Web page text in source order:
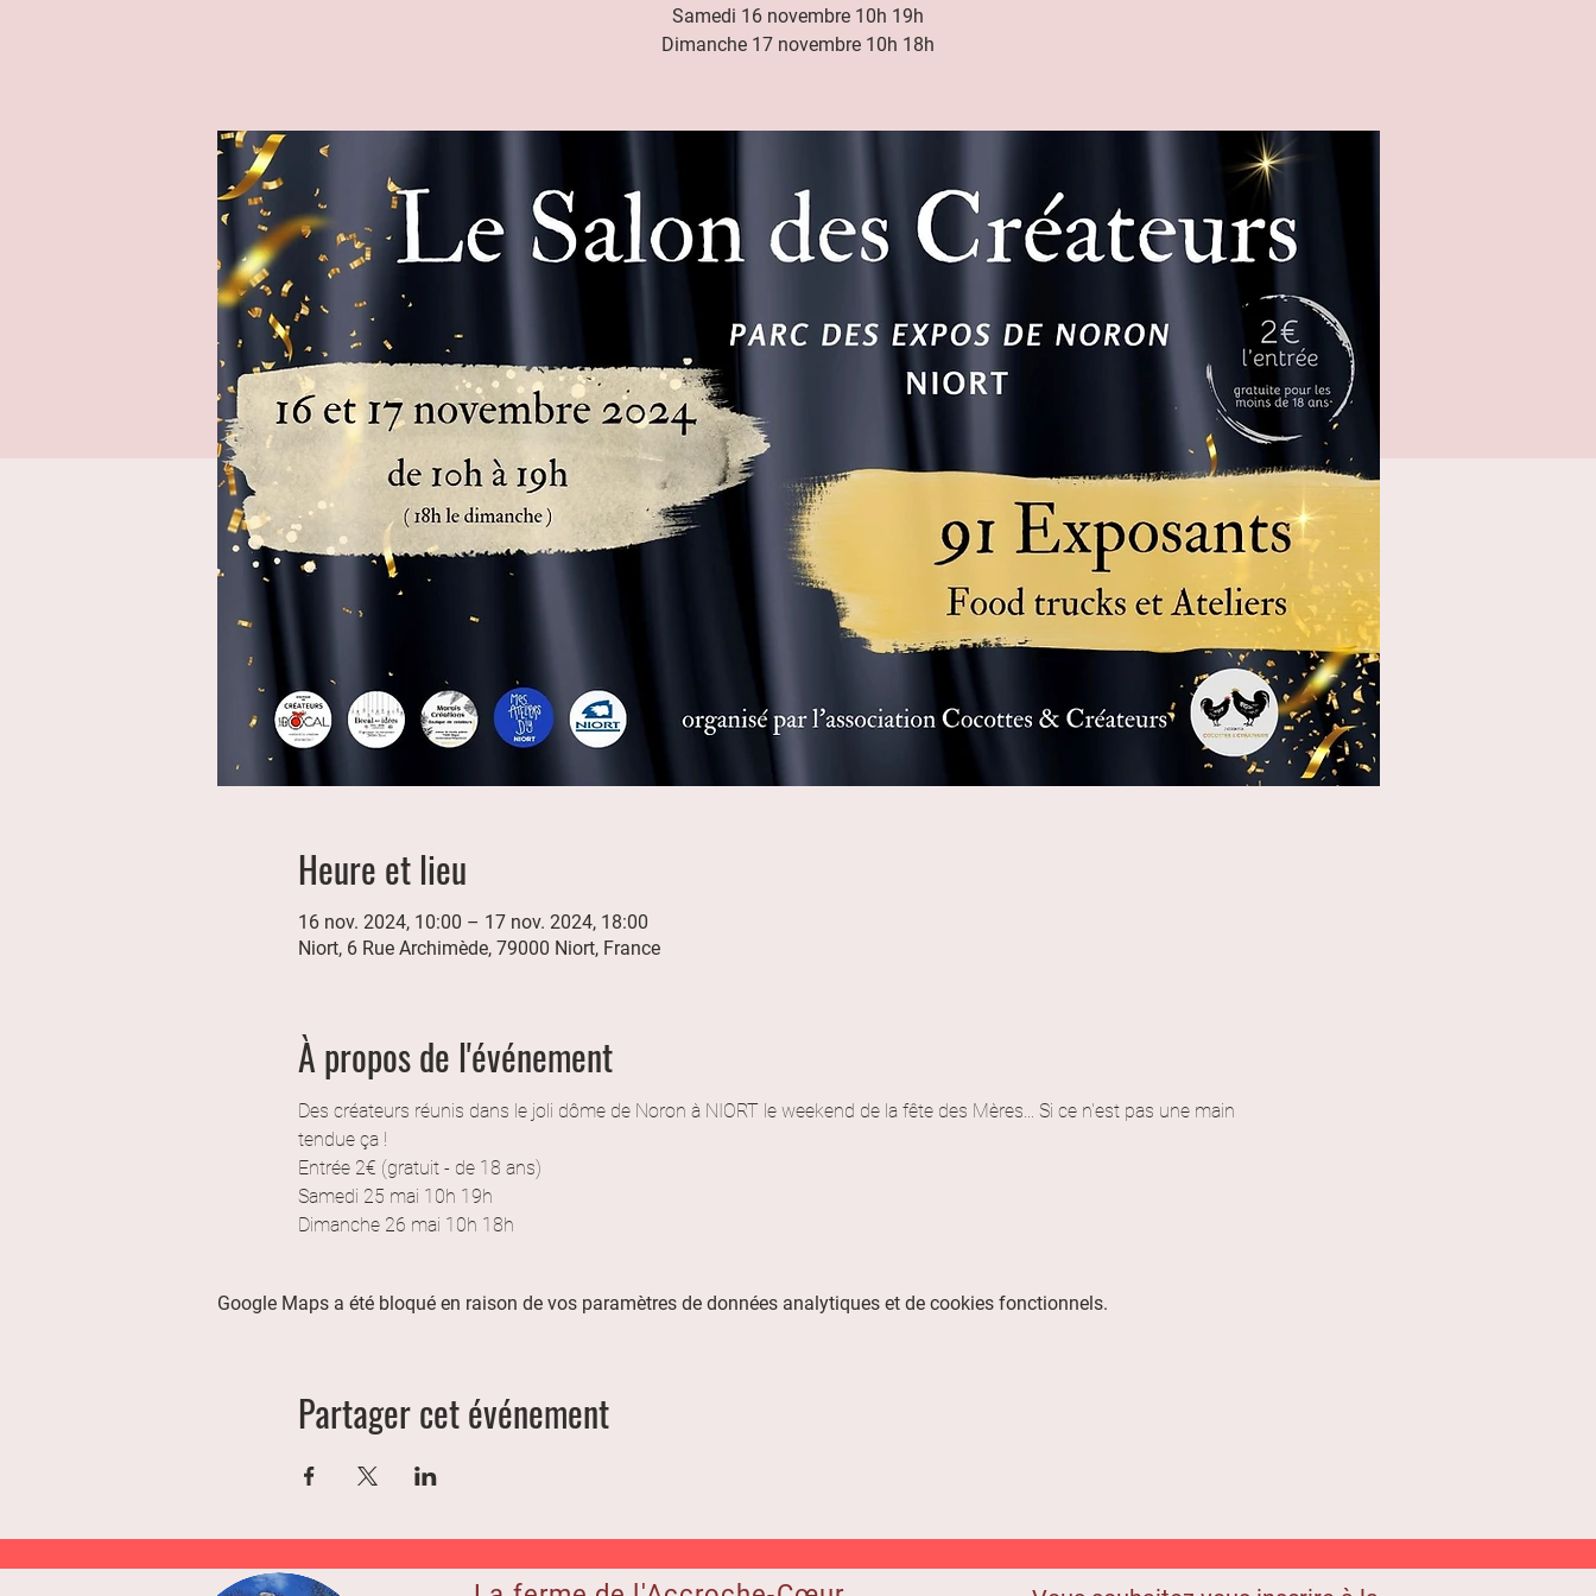
Samedi 16 novembre 10h 19h
Dimanche 17 novembre 10h 18h
Heure et lieu
16 nov. 2024, 10:00 – 17 nov. 2024, 18:00
Niort, 6 Rue Archimède, 79000 Niort, France
À propos de l'événement
Des créateurs réunis dans le joli dôme de Noron à NIORT le weekend de la fête des Mères... Si ce n'est pas une main
tendue ça !
Entrée 2€ (gratuit - de 18 ans)
Samedi 25 mai 10h 19h
Dimanche 26 mai 10h 18h
Google Maps a été bloqué en raison de vos paramètres de données analytiques et de cookies fonctionnels.
Partager cet événement